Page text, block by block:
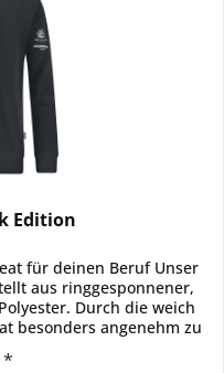
Edition
für deinen Beruf Unser
aus ringgesponnener,
Durch die weich
besonders angenehm zu
*